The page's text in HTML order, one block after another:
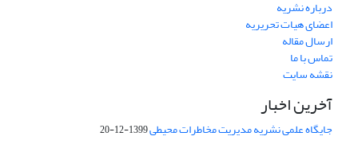
درباره نشریه
اعضای هیات تحریریه
ارسال مقاله
تماس با ما
نقشه سایت
آخرین اخبار
جایگاه علمی نشریه مدیریت مخاطرات محیطی1399-12-20